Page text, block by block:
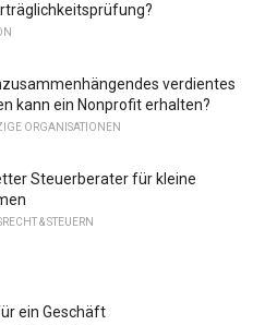
verdientes
kann ein Nonprofit erhalten?
ORGANISATIONEN
Steuerberater für kleine
& STEUERN
ein Geschäft